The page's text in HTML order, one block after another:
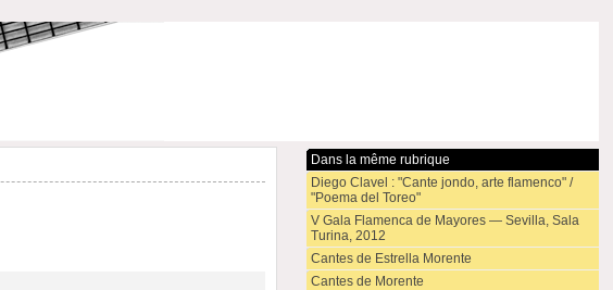
Dans la même rubrique
Diego Clavel : "Cante jondo, arte flamenco" /
"Poema del Toreo"
V Gala Flamenca de Mayores — Sevilla, Sala
Turina, 2012
Cantes de Estrella Morente
Cantes de Morente